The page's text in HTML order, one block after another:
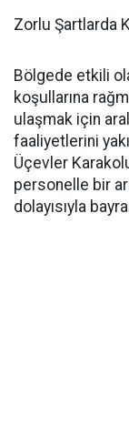
Zorlu Şartlarda
Bölgede etkili
koşullarına
ulaşmak için
faaliyetlerini
Üçevler
personelle bir
dolayısıyla